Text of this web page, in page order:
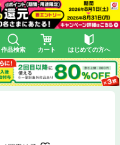
作品検索 カート はじめての方へ